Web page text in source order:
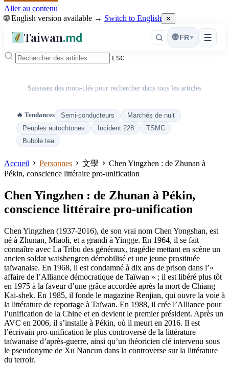
Aller au contenu
🌐 English version available → Switch to English ✕
Taiwan.md ☰
🌐 FR ▾
ESC
Saisissez des mots-clés pour rechercher dans tous les articles
🔥 Tendances Semi-conducteurs
Marchés de nuit
Peuples autochtones
Incident 228
TSMC
Bubble tea
Accueil Personnes 文學
Chen Yingzhen : de Zhunan à
Pékin, conscience littéraire pro-unification
Chen Yingzhen : de Zhunan à Pékin,
conscience littéraire pro-unification
Chen Yingzhen (1937-2016), de son vrai nom Chen Yongshan, est
né à Zhunan, Miaoli, et a grandi à Yingge. En 1964, il se fait
connaître avec La Tribu des généraux, tragédie mettant en scène un
ancien soldat waishengren démobilisé et une jeune prostituée
taïwanaise. En 1968, il est condamné à dix ans de prison dans l’«
affaire de l’Alliance démocratique de Taïwan » ; il est libéré plus tôt
en 1975 à la faveur d’une grâce accordée après la mort de Chiang
Kai-shek. En 1985, il fonde le magazine Renjian, qui ouvre la voie à
la littérature de reportage à Taïwan. En 1988, il crée l’Alliance pour
l’unification de la Chine et en devient le premier président. Après un
AVC en 2006, il s’installe à Pékin, où il meurt en 2016. Il est
l’écrivain pro-unification le plus controversé de la littérature
taïwanaise d’après-guerre, ainsi qu’un théoricien clé intervenu sous
le pseudonyme de Xu Nancun dans la controverse sur la littérature
du terroir.